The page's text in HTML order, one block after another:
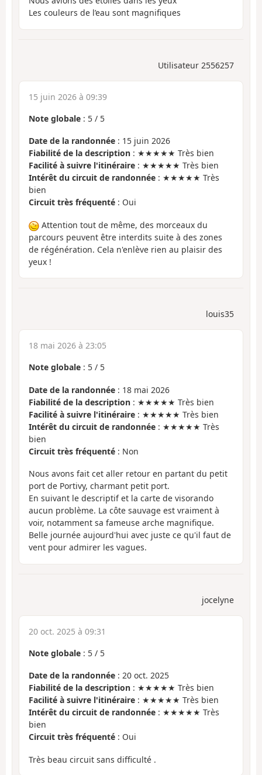
Les couleurs de l’eau sont magnifiques
Utilisateur 2556257
15 juin 2026 à 09:39
Note globale : 5 / 5
Date de la randonnée : 15 juin 2026
Fiabilité de la description : ★★★★★ Très bien
Facilité à suivre l'itinéraire : ★★★★★ Très bien
Intérêt du circuit de randonnée : ★★★★★ Très
bien
Circuit très fréquenté : Oui
Attention tout de même, des morceaux du
parcours peuvent être interdits suite à des zones
de régénération. Cela n'enlève rien au plaisir des
yeux !
louis35
18 mai 2026 à 23:05
Note globale : 5 / 5
Date de la randonnée : 18 mai 2026
Fiabilité de la description : ★★★★★ Très bien
Facilité à suivre l'itinéraire : ★★★★★ Très bien
Intérêt du circuit de randonnée : ★★★★★ Très
bien
Circuit très fréquenté : Non
Nous avons fait cet aller retour en partant du petit
port de Portivy, charmant petit port.
En suivant le descriptif et la carte de visorando
aucun problème. La côte sauvage est vraiment à
voir, notamment sa fameuse arche magnifique.
Belle journée aujourd'hui avec juste ce qu'il faut de
vent pour admirer les vagues.
jocelyne
20 oct. 2025 à 09:31
Note globale : 5 / 5
Date de la randonnée : 20 oct. 2025
Fiabilité de la description : ★★★★★ Très bien
Facilité à suivre l'itinéraire : ★★★★★ Très bien
Intérêt du circuit de randonnée : ★★★★★ Très
bien
Circuit très fréquenté : Oui
Très beau circuit sans difficulté .